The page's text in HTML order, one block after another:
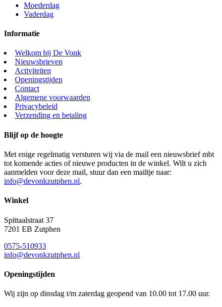
Moederdag
Vaderdag
Informatie
Welkom bij De Vonk
Nieuwsbrieven
Activiteiten
Openingstijden
Contact
Algemene voorwaarden
Privacybeleid
Verzending en betaling
Blijf op de hoogte
Met enige regelmatig versturen wij via de mail een nieuwsbrief mbt
tot komende acties of nieuwe producten in de winkel. Wilt u zich
aanmelden voor deze mail, stuur dan een mailtje naar:
info@devonkzutphen.nl.
Winkel
Spittaalstraat 37
7201 EB Zutphen
0575-510933
info@devonkzutphen.nl
Openingstijden
Wij zijn op dinsdag t/m zaterdag geopend van 10.00 tot 17.00 uur.